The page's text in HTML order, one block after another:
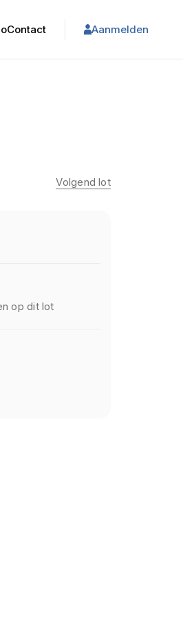
Contact Aanmelden
Volgend lot
op dit lot